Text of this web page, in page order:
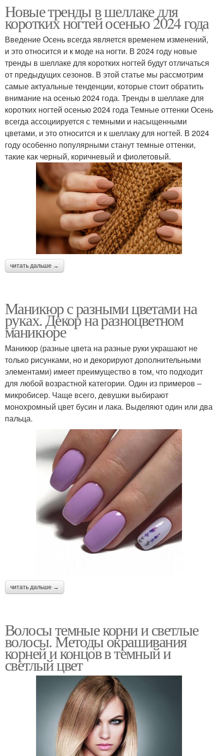
Новые тренды в шеллаке для
коротких ногтей осенью 2024 года
Введение Осень всегда является временем изменений,
и это относится и к моде на ногти. В 2024 году новые
тренды в шеллаке для коротких ногтей будут отличаться
от предыдущих сезонов. В этой статье мы рассмотрим
самые актуальные тенденции, которые стоит обратить
внимание на осенью 2024 года. Тренды в шеллаке для
коротких ногтей осенью 2024 года Темные оттенки Осень
всегда ассоциируется с темными и насыщенными
цветами, и это относится и к шеллаку для ногтей. В 2024
году особенно популярными станут темные оттенки,
такие как черный, коричневый и фиолетовый.
читать дальше →
Маникюр с разными цветами на
руках. Декор на разноцветном
маникюре
Маникюр (разные цвета на разные руки украшают не
только рисунками, но и декорируют дополнительными
элементами) имеет преимущество в том, что подходит
для любой возрастной категории. Один из примеров –
микробисер. Чаще всего, девушки выбирают
монохромный цвет бусин и лака. Выделяют один или два
пальца.
читать дальше →
Волосы темные корни и светлые
волосы. Методы окрашивания
корней и концов в темный и
светлый цвет